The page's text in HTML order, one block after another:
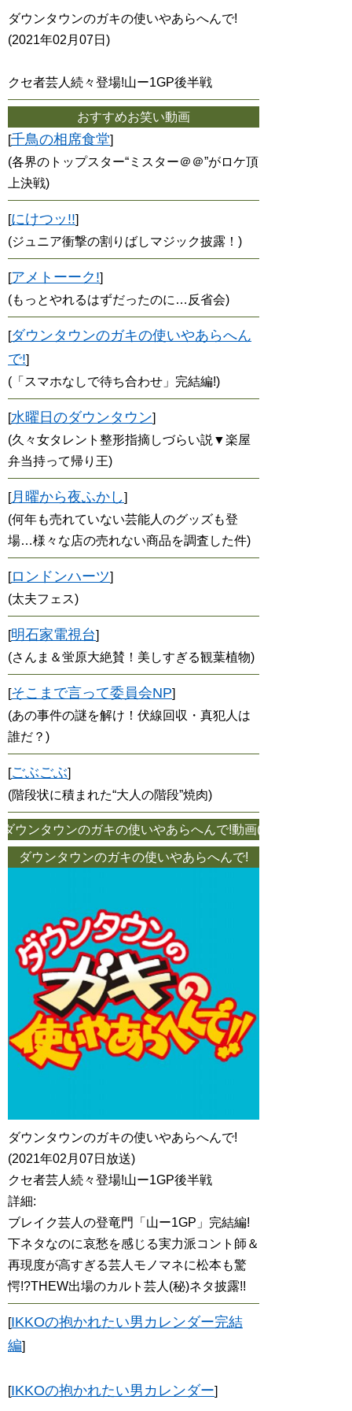
ダウンタウンのガキの使いやあらへんで!
(2021年02月07日)
クセ者芸人続々登場!山ー1GP後半戦
おすすめお笑い動画
[千鳥の相席食堂]
(各界のトップスター“ミスター＠＠”がロケ頂
上決戦)
[にけつッ!!]
(ジュニア衝撃の割りばしマジック披露！)
[アメトーーク!]
(もっとやれるはずだったのに…反省会)
[ダウンタウンのガキの使いやあらへん
で!]
(「スマホなしで待ち合わせ」完結編!)
[水曜日のダウンタウン]
(久々女タレント整形指摘しづらい説▼楽屋
弁当持って帰り王)
[月曜から夜ふかし]
(何年も売れていない芸能人のグッズも登
場…様々な店の売れない商品を調査した件)
[ロンドンハーツ]
(太夫フェス)
[明石家電視台]
(さんま＆蛍原大絶賛！美しすぎる観葉植物)
[そこまで言って委員会NP]
(あの事件の謎を解け！伏線回収・真犯人は
誰だ？)
[ごぶごぶ]
(階段状に積まれた“大人の階段”焼肉)
ンタウンのガキの使いやあらへんで!動画(クセ者芸人続々
ダウンタウンのガキの使いやあらへんで!
ダウンタウンのガキの使いやあらへんで!
(2021年02月07日放送)
クセ者芸人続々登場!山ー1GP後半戦
詳細:
ブレイク芸人の登竜門「山ー1GP」完結編!
下ネタなのに哀愁を感じる実力派コント師＆
再現度が高すぎる芸人モノマネに松本も驚
愕!?THEW出場のカルト芸人(秘)ネタ披露!!
[IKKOの抱かれたい男カレンダー完結
編]
[IKKOの抱かれたい男カレンダー]